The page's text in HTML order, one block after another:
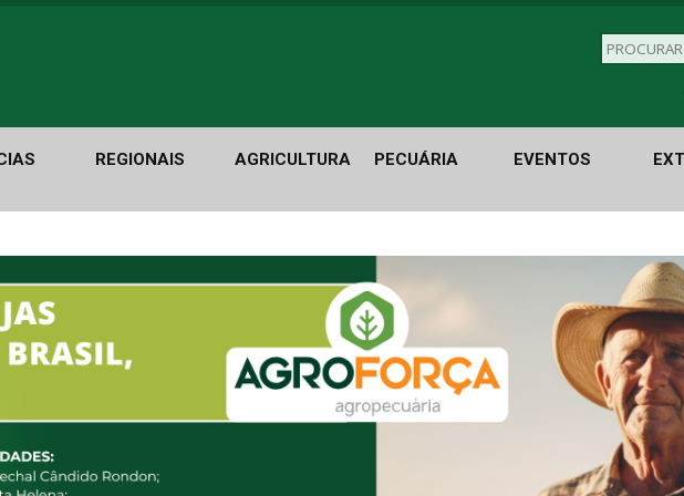
REGIONAIS AGRICULTURA PECUÁRIA EVENTOS